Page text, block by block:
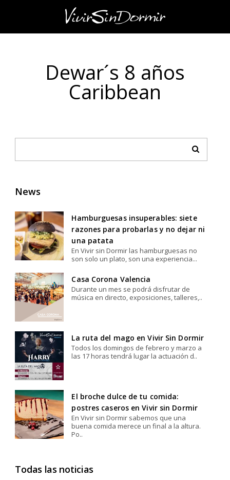
Dewar´s 8 años
Caribbean
News
Hamburguesas insuperables: siete
razones para probarlas y no dejar ni
una patata
En Vivir sin Dormir las hamburguesas no
son solo un plato, son una experiencia...
Casa Corona Valencia
Durante un mes se podrá disfrutar de
música en directo, exposiciones, talleres,..
La ruta del mago en Vivir Sin Dormir
Todos los domingos de febrero y marzo a
las 17 horas tendrá lugar la actuación d..
El broche dulce de tu comida:
postres caseros en Vivir sin Dormir
En Vivir sin Dormir sabemos que una
buena comida merece un final a la altura.
Po..
Todas las noticias